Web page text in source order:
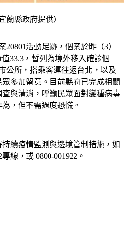
蘭縣政府提供）
20801活動足跡，個案於昨（3）
33.3，暫列為境外移入確診個
公所，搭乘客運往返台北，以及
多加留意。目前縣府已完成相關
與清消，呼籲民眾面對變種病毒
，但不需過度恐慌。
續疫情監測與邊境管制措施， 如
線，或 0800-001922。